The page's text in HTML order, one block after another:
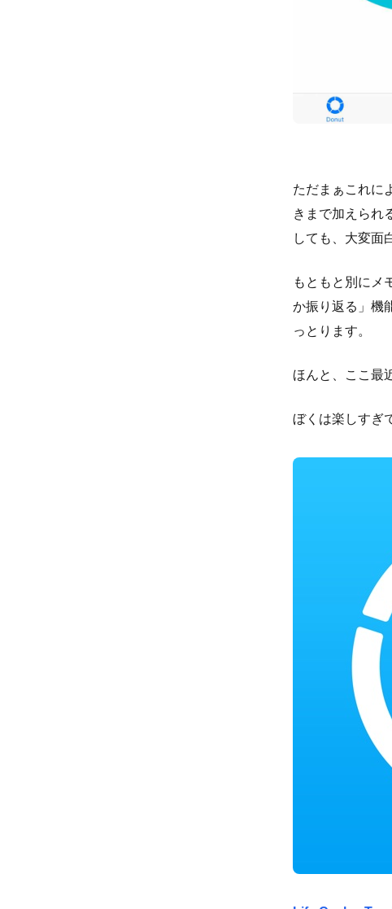
ただまぁこれに
きまで加えられ
しても、大変面
もともと別にメ
か振り返る」機
っとります。
ほんと、ここ最
ぼくは楽しすぎ